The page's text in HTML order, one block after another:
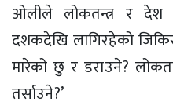
ओलीले लोकतन्त्र र देश
दशकदेखि लागिरहेको
मारेको छु र डराउने?
तर्साउने?’